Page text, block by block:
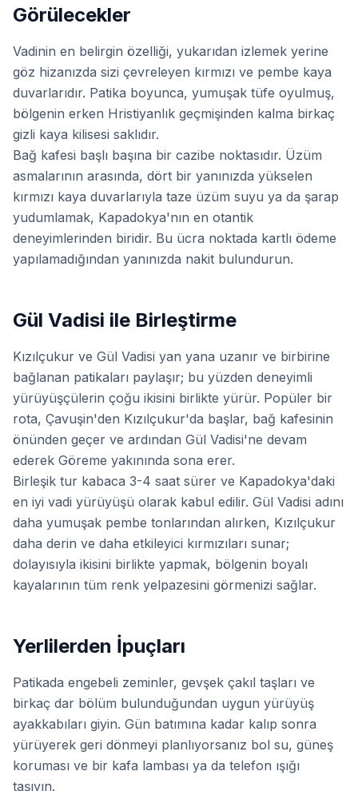
Görülecekler
Vadinin en belirgin özelliği, yukarıdan izlemek yerine
göz hizanızda sizi çevreleyen kırmızı ve pembe kaya
duvarlarıdır. Patika boyunca, yumuşak tüfe oyulmuş,
bölgenin erken Hristiyanlık geçmişinden kalma birkaç
gizli kaya kilisesi saklıdır.
Bağ kafesi başlı başına bir cazibe noktasıdır. Üzüm
asmalarının arasında, dört bir yanınızda yükselen
kırmızı kaya duvarlarıyla taze üzüm suyu ya da şarap
yudumlamak, Kapadokya'nın en otantik
deneyimlerinden biridir. Bu ücra noktada kartlı ödeme
yapılamadığından yanınızda nakit bulundurun.
Gül Vadisi ile Birleştirme
Kızılçukur ve Gül Vadisi yan yana uzanır ve birbirine
bağlanan patikaları paylaşır; bu yüzden deneyimli
yürüyüşçülerin çoğu ikisini birlikte yürür. Popüler bir
rota, Çavuşin'den Kızılçukur'da başlar, bağ kafesinin
önünden geçer ve ardından Gül Vadisi'ne devam
ederek Göreme yakınında sona erer.
Birleşik tur kabaca 3-4 saat sürer ve Kapadokya'daki
en iyi vadi yürüyüşü olarak kabul edilir. Gül Vadisi adını
daha yumuşak pembe tonlarından alırken, Kızılçukur
daha derin ve daha etkileyici kırmızıları sunar;
dolayısıyla ikisini birlikte yapmak, bölgenin boyalı
kayalarının tüm renk yelpazesini görmenizi sağlar.
Yerlilerden İpuçları
Patikada engebeli zeminler, gevşek çakıl taşları ve
birkaç dar bölüm bulunduğundan uygun yürüyüş
ayakkabıları giyin. Gün batımına kadar kalıp sonra
yürüyerek geri dönmeyi planlıyorsanız bol su, güneş
koruması ve bir kafa lambası ya da telefon ışığı
taşıyın.